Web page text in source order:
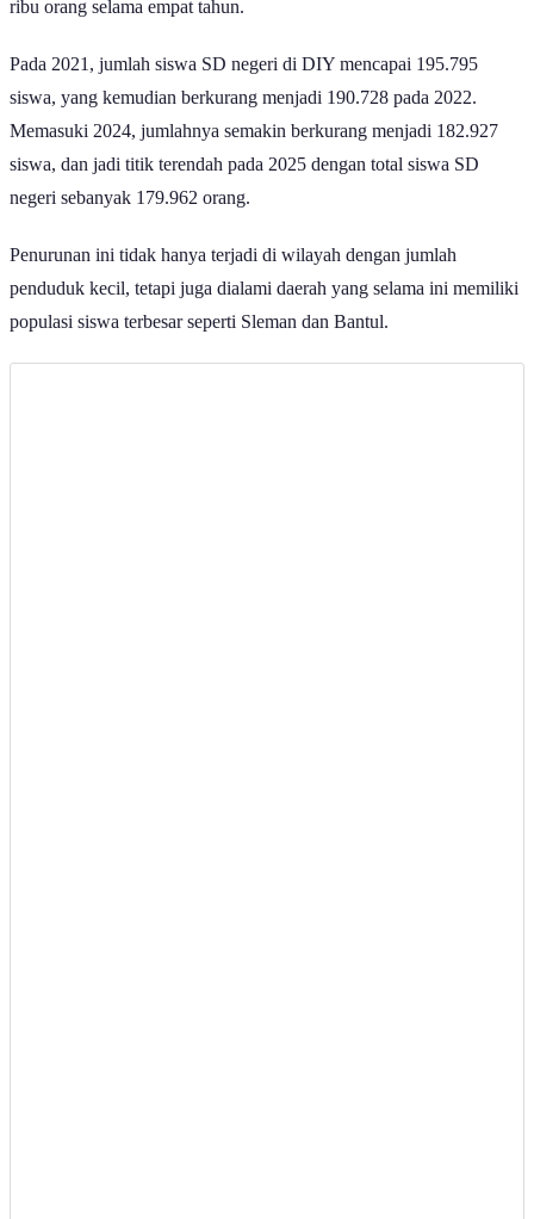
ribu orang selama empat tahun.
Pada 2021, jumlah siswa SD negeri di DIY mencapai 195.795
siswa, yang kemudian berkurang menjadi 190.728 pada 2022.
Memasuki 2024, jumlahnya semakin berkurang menjadi 182.927
siswa, dan jadi titik terendah pada 2025 dengan total siswa SD
negeri sebanyak 179.962 orang.
Penurunan ini tidak hanya terjadi di wilayah dengan jumlah
penduduk kecil, tetapi juga dialami daerah yang selama ini memiliki
populasi siswa terbesar seperti Sleman dan Bantul.